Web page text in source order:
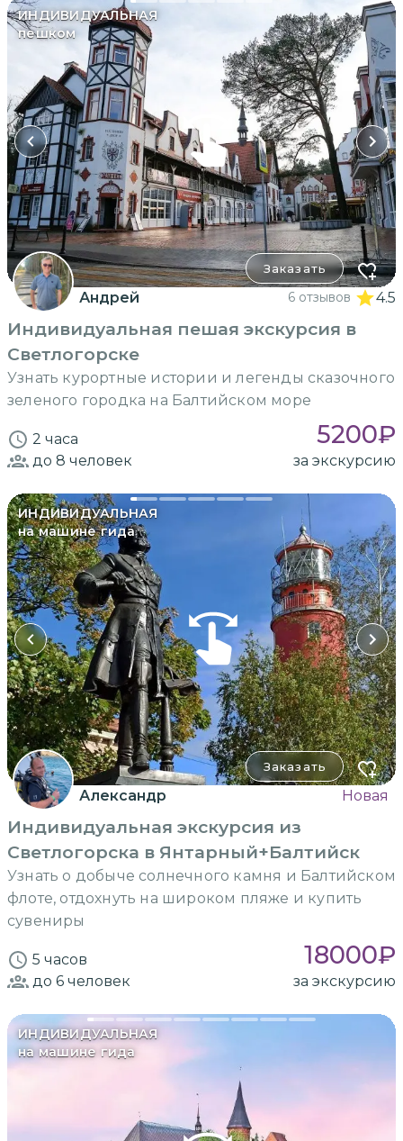
ИНДИВИДУАЛЬНАЯ
пешком
Заказать
Андрей 6 отзывов 4.5
Индивидуальная пешая экскурсия в
Светлогорске
Узнать курортные истории и легенды сказочного
зеленого городка на Балтийском море
2 часа 5200₽
до 8 человек за экскурсию
ИНДИВИДУАЛЬНАЯ
на машине гида
Заказать
Александр Новая
Индивидуальная экскурсия из
Светлогорска в Янтарный+Балтийск
Узнать о добыче солнечного камня и Балтийском
флоте, отдохнуть на широком пляже и купить
сувениры
5 часов 18000₽
до 6 человек за экскурсию
ИНДИВИДУАЛЬНАЯ
на машине гида